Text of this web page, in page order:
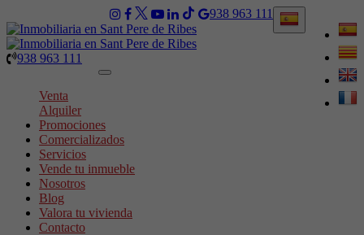
938 963 111
938 963 111
Toggle
Venta
Alquiler
Promociones
Comercializados
Servicios
Vende tu inmueble
Nosotros
Blog
Valora tu vivienda
Contacto